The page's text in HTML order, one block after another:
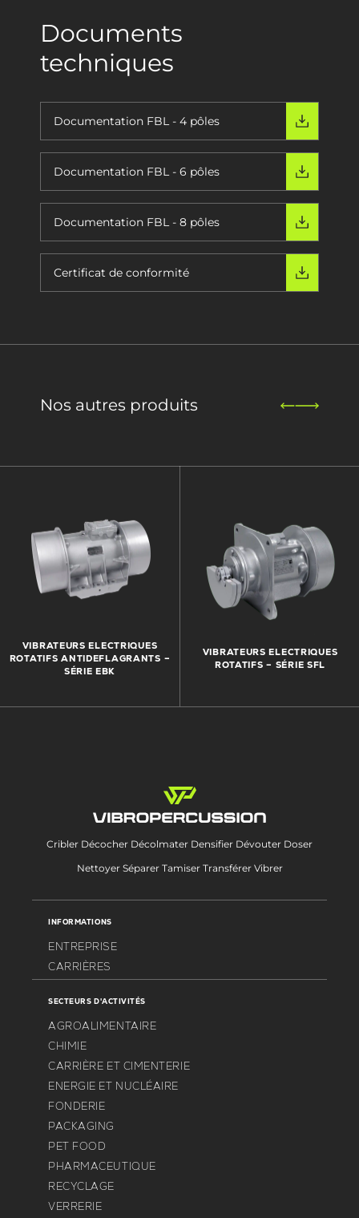
Documents
techniques
Documentation FBL - 4 pôles
Documentation FBL - 6 pôles
Documentation FBL - 8 pôles
Certificat de conformité
Nos autres produits
VIBRATEURS ELECTRIQUES
ROTATIFS ANTIDEFLAGRANTS –
SÉRIE EBK
VIBRATEURS ELECTRIQUES
ROTATIFS – SÉRIE SFL
Cribler Décocher Décolmater Densifier Dévouter Doser
Nettoyer Séparer Tamiser Transférer Vibrer
INFORMATIONS
ENTREPRISE
CARRIÈRES
SECTEURS D'ACTIVITÉS
AGROALIMENTAIRE
CHIMIE
CARRIÈRE ET CIMENTERIE
ENERGIE ET NUCLÉAIRE
FONDERIE
PACKAGING
PET FOOD
PHARMACEUTIQUE
RECYCLAGE
VERRERIE